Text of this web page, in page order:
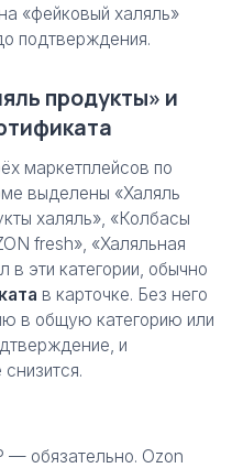
«фейковый халяль»
подтверждения.
продукты» и
маркетплейсов по
выделены «Халяль
халяль», «Колбасы
fresh», «Халяльная
в эти категории, обычно
в карточке. Без него
в общую категорию или
и
обязательно. Ozon